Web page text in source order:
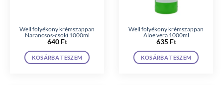
Well folyékony krémszappan
Narancsos-csoki 1000ml
640 Ft
KOSÁRBA TESZEM
Well folyékony krémszappan
Aloe vera 1000ml
635 Ft
KOSÁRBA TESZEM